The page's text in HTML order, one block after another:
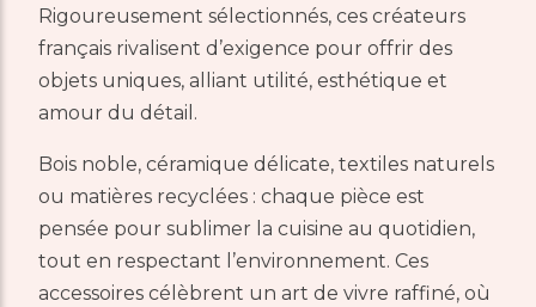
Rigoureusement sélectionnés, ces créateurs
français rivalisent d’exigence pour offrir des
objets uniques, alliant utilité, esthétique et
amour du détail.
Bois noble, céramique délicate, textiles naturels
ou matières recyclées : chaque pièce est
pensée pour sublimer la cuisine au quotidien,
tout en respectant l’environnement. Ces
accessoires célèbrent un art de vivre raffiné, où